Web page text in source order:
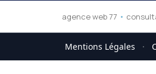
agence web 77 •
Mentions Légales ·